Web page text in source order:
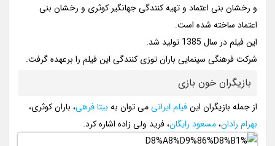
و رخشان بنی اعتماد و تهیه کنندگی جهانگیر کوثری و رخشان بنی
اعتماد ساخته شده است.
این فیلم در سال 1385 تولید شد.
شرکت فرهنگی سینمایی باران توزی کنندگی این فیلم را برعهده گرفت.
بازیگران خون بازی
از جمله بازیگران اینفیلم ایرانیمی توان به بیتا فرهی، باران کوثری،
بهرام رادان،مسعود رایگان، فرید ولی زاده اشاره کرد.